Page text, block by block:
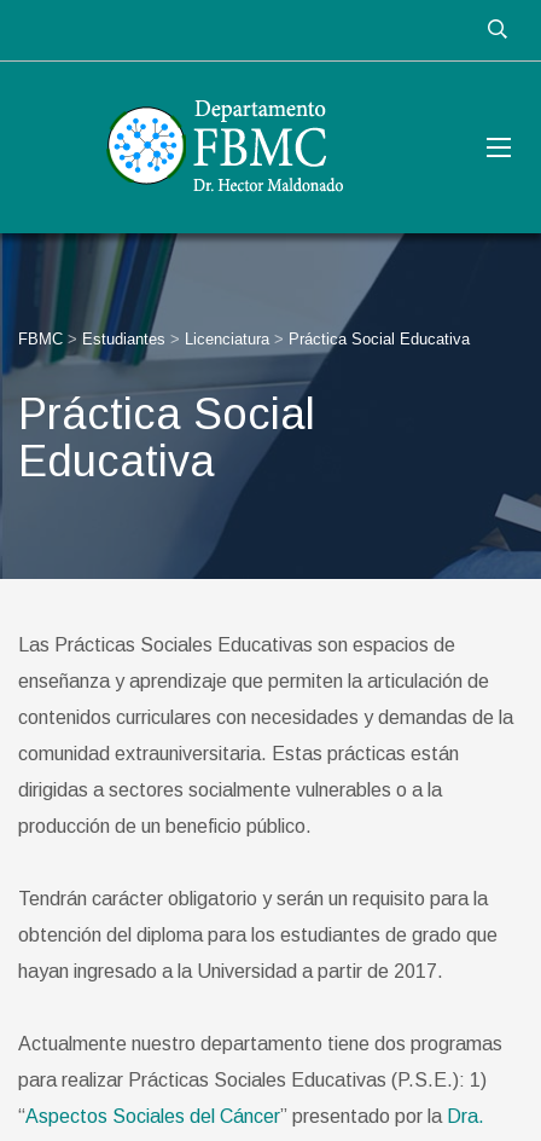
FBMC > Estudiantes > Licenciatura> Práctica Social Educativa
Práctica Social
Educativa
Las Prácticas Sociales Educativas son espacios de
enseñanza y aprendizaje que permiten la articulación de
contenidos curriculares con necesidades y demandas de la
comunidad extrauniversitaria. Estas prácticas están
dirigidas a sectores socialmente vulnerables o a la
producción de un beneficio público.
Tendrán carácter obligatorio y serán un requisito para la
obtención del diploma para los estudiantes de grado que
hayan ingresado a la Universidad a partir de 2017.
Actualmente nuestro departamento tiene dos programas
para realizar Prácticas Sociales Educativas (P.S.E.): 1)
“Aspectos Sociales del Cáncer” presentado por la Dra.